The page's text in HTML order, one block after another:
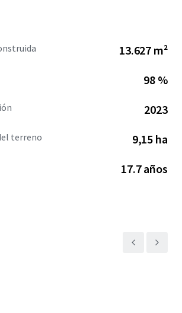
I-295 (+100,000 VPD) and Route 332
and an average household income
13.627 m²
98 %
2023
terreno 9,15 ha
17.7 años